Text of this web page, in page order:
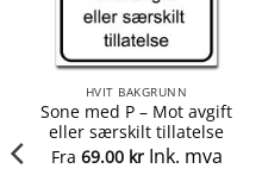
HVIT BAKGRUNN
Sone med P – Mot avgift
eller særskilt tillatelse
Fra 69.00 kr Ink. mva